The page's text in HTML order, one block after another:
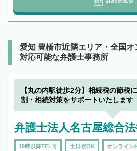
愛知 豊橋市近隣エリア・全国
対応可能な弁護士事務所
【丸の内駅徒歩2分】相続税の節税
割・相続対策をサポートいたします
弁護士法人名古屋総合
19時以降TEL可 土日祝OK オンライン